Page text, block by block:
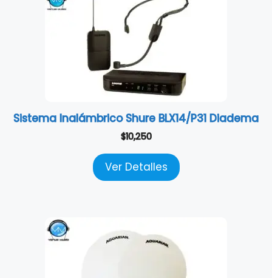
Sistema Inalámbrico Shure BLX14/P31 Diadema
$10,250
Ver Detalles